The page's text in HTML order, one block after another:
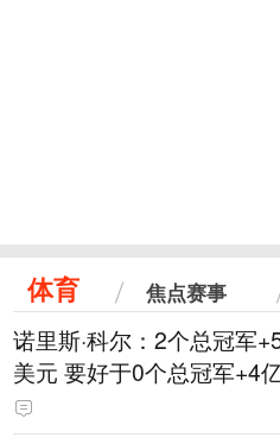
体育 焦点赛事
诺里斯·科尔：2个总冠军
美元 要好于0个总冠军+4